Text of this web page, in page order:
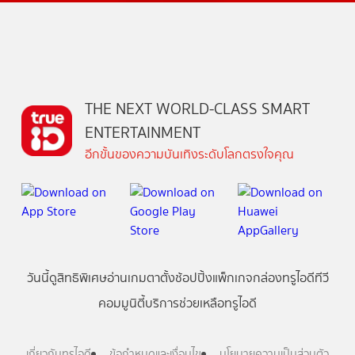
THE NEXT WORLD-CLASS SMART
ENTERTAINMENT
อีกขั้นของความบันเทิงระดับโลกตรงใจคุณ
วันนี้ดูสิทธิพิเศษอ่านเกมตาตั้งช้อปปิ้งแพ็กเกจกล่องทรูไอดีทีวี
คอมมูนิตี้บริการช่วยเหลือทรูไอดี